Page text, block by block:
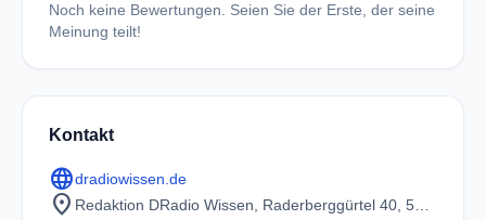
Noch keine Bewertungen. Seien Sie der Erste, der seine
Meinung teilt!
Kontakt
languagedradiowissen.de
location_on